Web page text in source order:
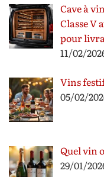
Cave à
Classe V
pour
11/02/
Vins
05/02/
Quel vin
29/01/